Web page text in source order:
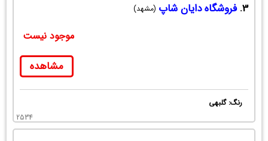
3. فروشگاه دایان شاپ (مشهد)
موجود نیست
مشاهده
رنگ: گلبهی
2534